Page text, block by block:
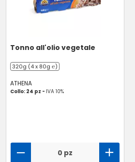
Tonno all'olio vegetale
320g (4 x 80g ℮)
ATHENA
Collo: 24 pz - IVA 10%
0 pz